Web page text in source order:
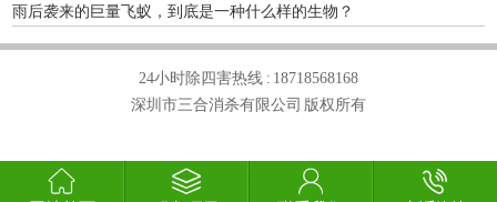
雨后袭来的巨量飞蚁，到底是一种什么样的生物？
24小时除四害热线 : 18718568168
深圳市三合消杀有限公司 版权所有